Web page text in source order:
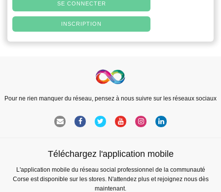
SE CONNECTER
INSCRIPTION
Pour ne rien manquer du réseau, pensez à nous suivre sur les réseaux sociaux
Téléchargez l'application mobile
L'application mobile du réseau social professionnel de la communauté
Corse est disponible sur les stores. N'attendez plus et rejoignez nous dès
maintenant.